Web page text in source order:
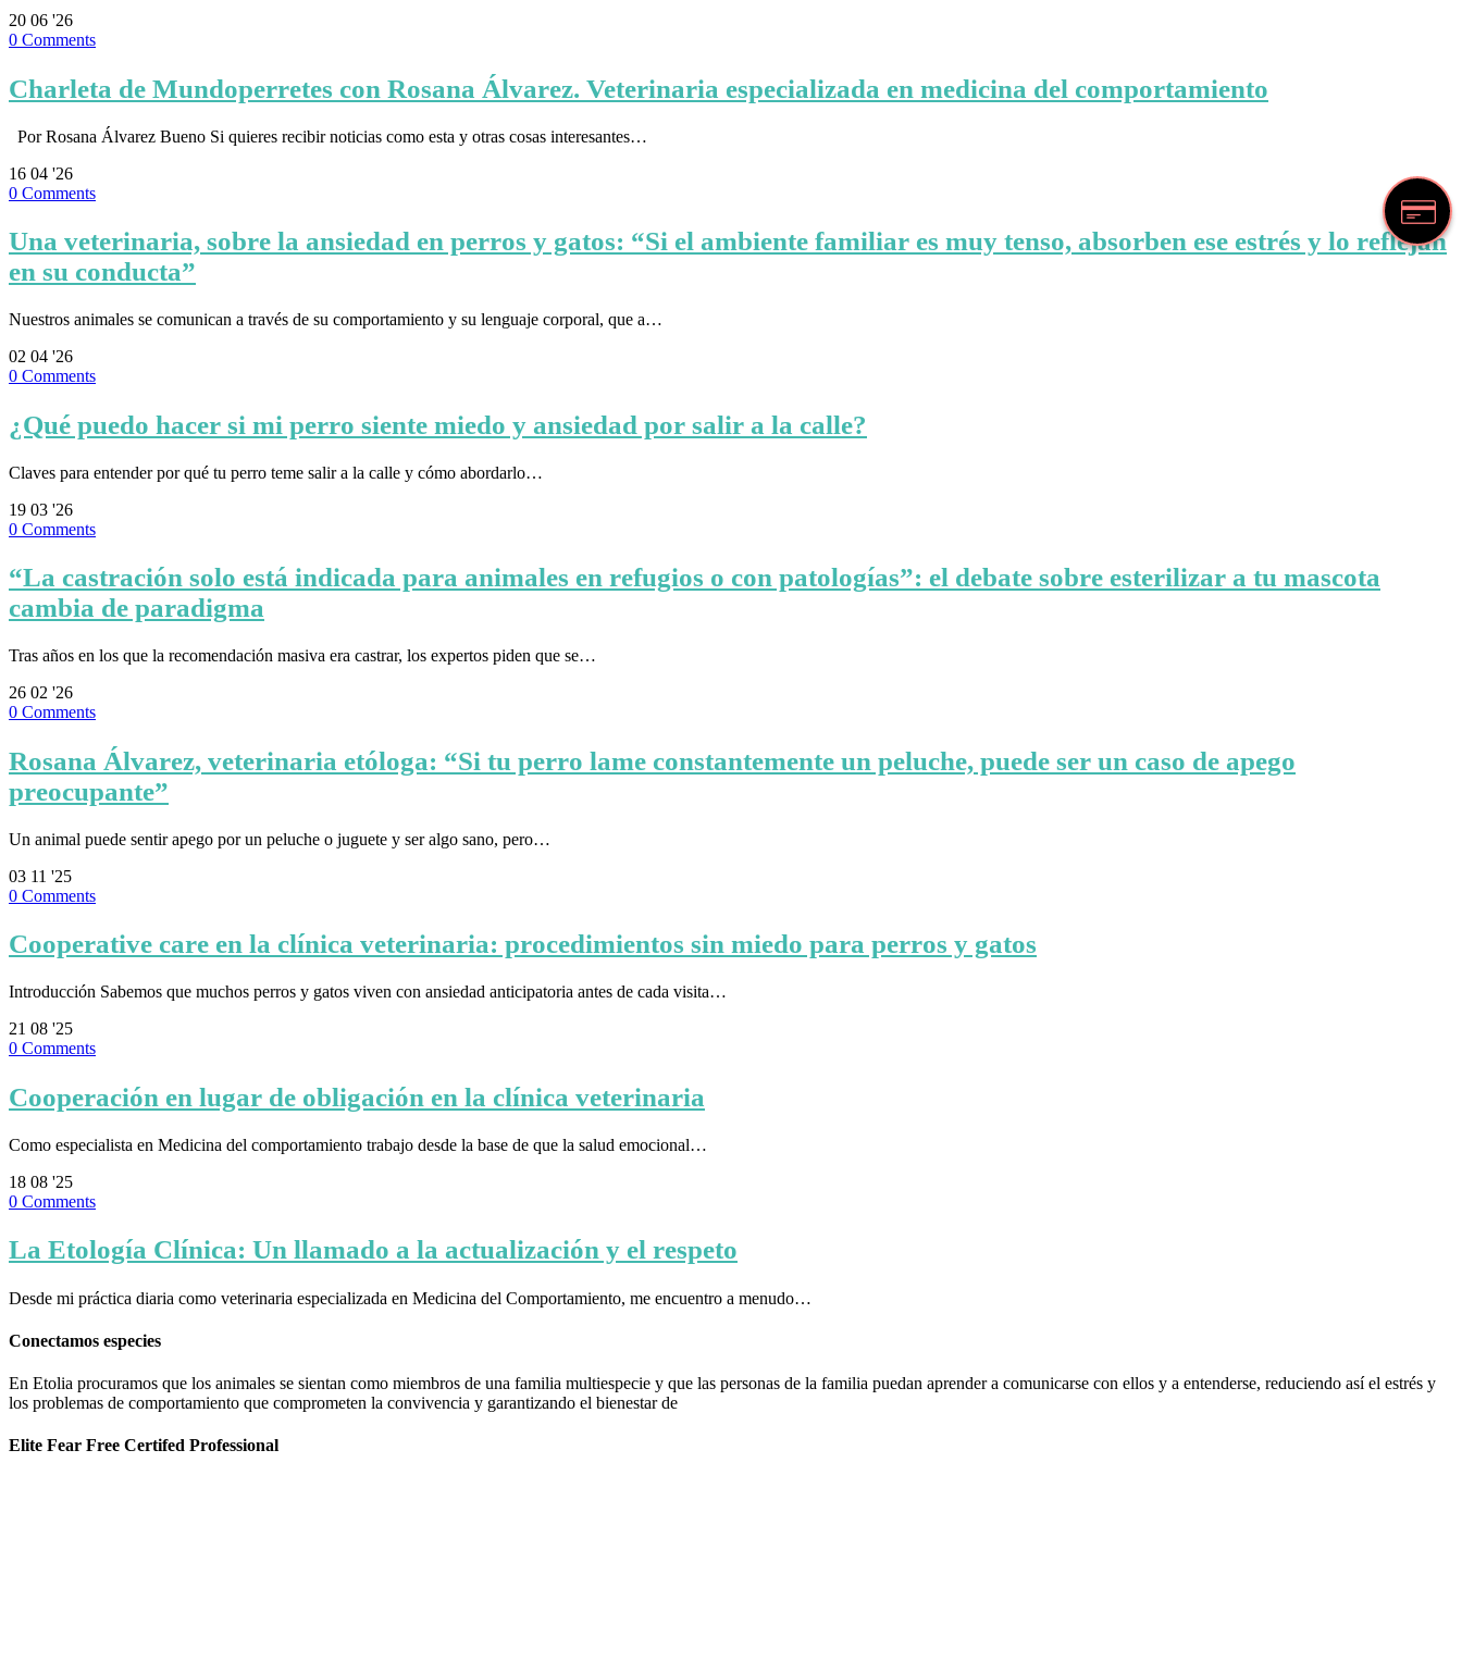
20 06 '26
0 Comments
Charleta de Mundoperretes con Rosana Álvarez. Veterinaria especializada en medicina del comportamiento
Por Rosana Álvarez Bueno Si quieres recibir noticias como esta y otras cosas interesantes…
16 04 '26
0 Comments
Una veterinaria, sobre la ansiedad en perros y gatos: “Si el ambiente familiar es muy tenso, absorben ese estrés y lo reflejan
en su conducta”
Nuestros animales se comunican a través de su comportamiento y su lenguaje corporal, que a…
02 04 '26
0 Comments
¿Qué puedo hacer si mi perro siente miedo y ansiedad por salir a la calle?
Claves para entender por qué tu perro teme salir a la calle y cómo abordarlo…
19 03 '26
0 Comments
“La castración solo está indicada para animales en refugios o con patologías”: el debate sobre esterilizar a tu mascota
cambia de paradigma
Tras años en los que la recomendación masiva era castrar, los expertos piden que se…
26 02 '26
0 Comments
Rosana Álvarez, veterinaria etóloga: “Si tu perro lame constantemente un peluche, puede ser un caso de apego
preocupante”
Un animal puede sentir apego por un peluche o juguete y ser algo sano, pero…
03 11 '25
0 Comments
Cooperative care en la clínica veterinaria: procedimientos sin miedo para perros y gatos
Introducción Sabemos que muchos perros y gatos viven con ansiedad anticipatoria antes de cada visita…
21 08 '25
0 Comments
Cooperación en lugar de obligación en la clínica veterinaria
Como especialista en Medicina del comportamiento trabajo desde la base de que la salud emocional…
18 08 '25
0 Comments
La Etología Clínica: Un llamado a la actualización y el respeto
Desde mi práctica diaria como veterinaria especializada en Medicina del Comportamiento, me encuentro a menudo…
Conectamos especies
En Etolia procuramos que los animales se sientan como miembros de una familia multiespecie y que las personas de la familia puedan aprender a comunicarse con ellos y a entenderse, reduciendo así el estrés y
los problemas de comportamiento que comprometen la convivencia y garantizando el bienestar de
Elite Fear Free Certifed Professional